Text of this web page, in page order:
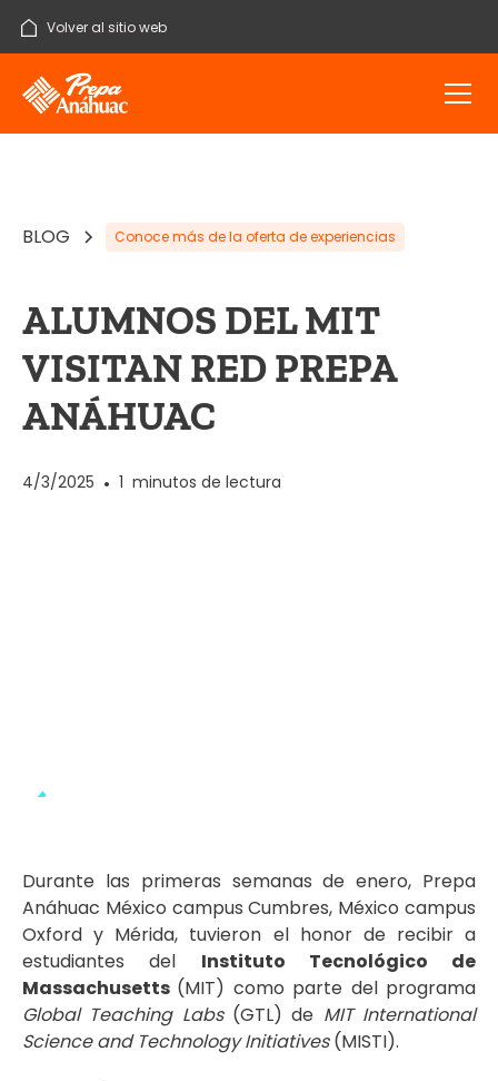
Volver al sitio web
BLOG Conoce más de la oferta de experiencias
ALUMNOS DEL MIT
VISITAN RED PREPA
ANÁHUAC
4/3/2025 • 1 minutos de lectura
Durante las primeras semanas de enero, Prepa
Anáhuac México campus Cumbres, México campus
Oxford y Mérida, tuvieron el honor de recibir a
estudiantes del Instituto Tecnológico de
Massachusetts (MIT) como parte del programa
Global Teaching Labs(GTL) de MIT International
Science and Technology Initiatives(MISTI).